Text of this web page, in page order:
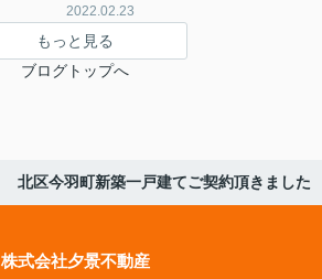
2022.02.23
もっと見る
ブログトップへ
北区今羽町新築一戸建てご契約頂きました
株式会社夕景不動産